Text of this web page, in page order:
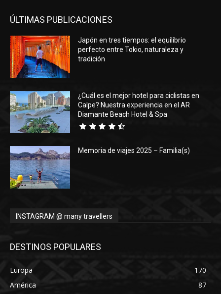
ÚLTIMAS PUBLICACIONES
Japón en tres tiempos: el equilibrio
perfecto entre Tokio, naturaleza y
tradición
¿Cuál es el mejor hotel para ciclistas en
Calpe? Nuestra experiencia en el AR
Diamante Beach Hotel & Spa
Memoria de viajes 2025 – Familia(s)
INSTAGRAM @ many travellers
DESTINOS POPULARES
Europa
170
América
87